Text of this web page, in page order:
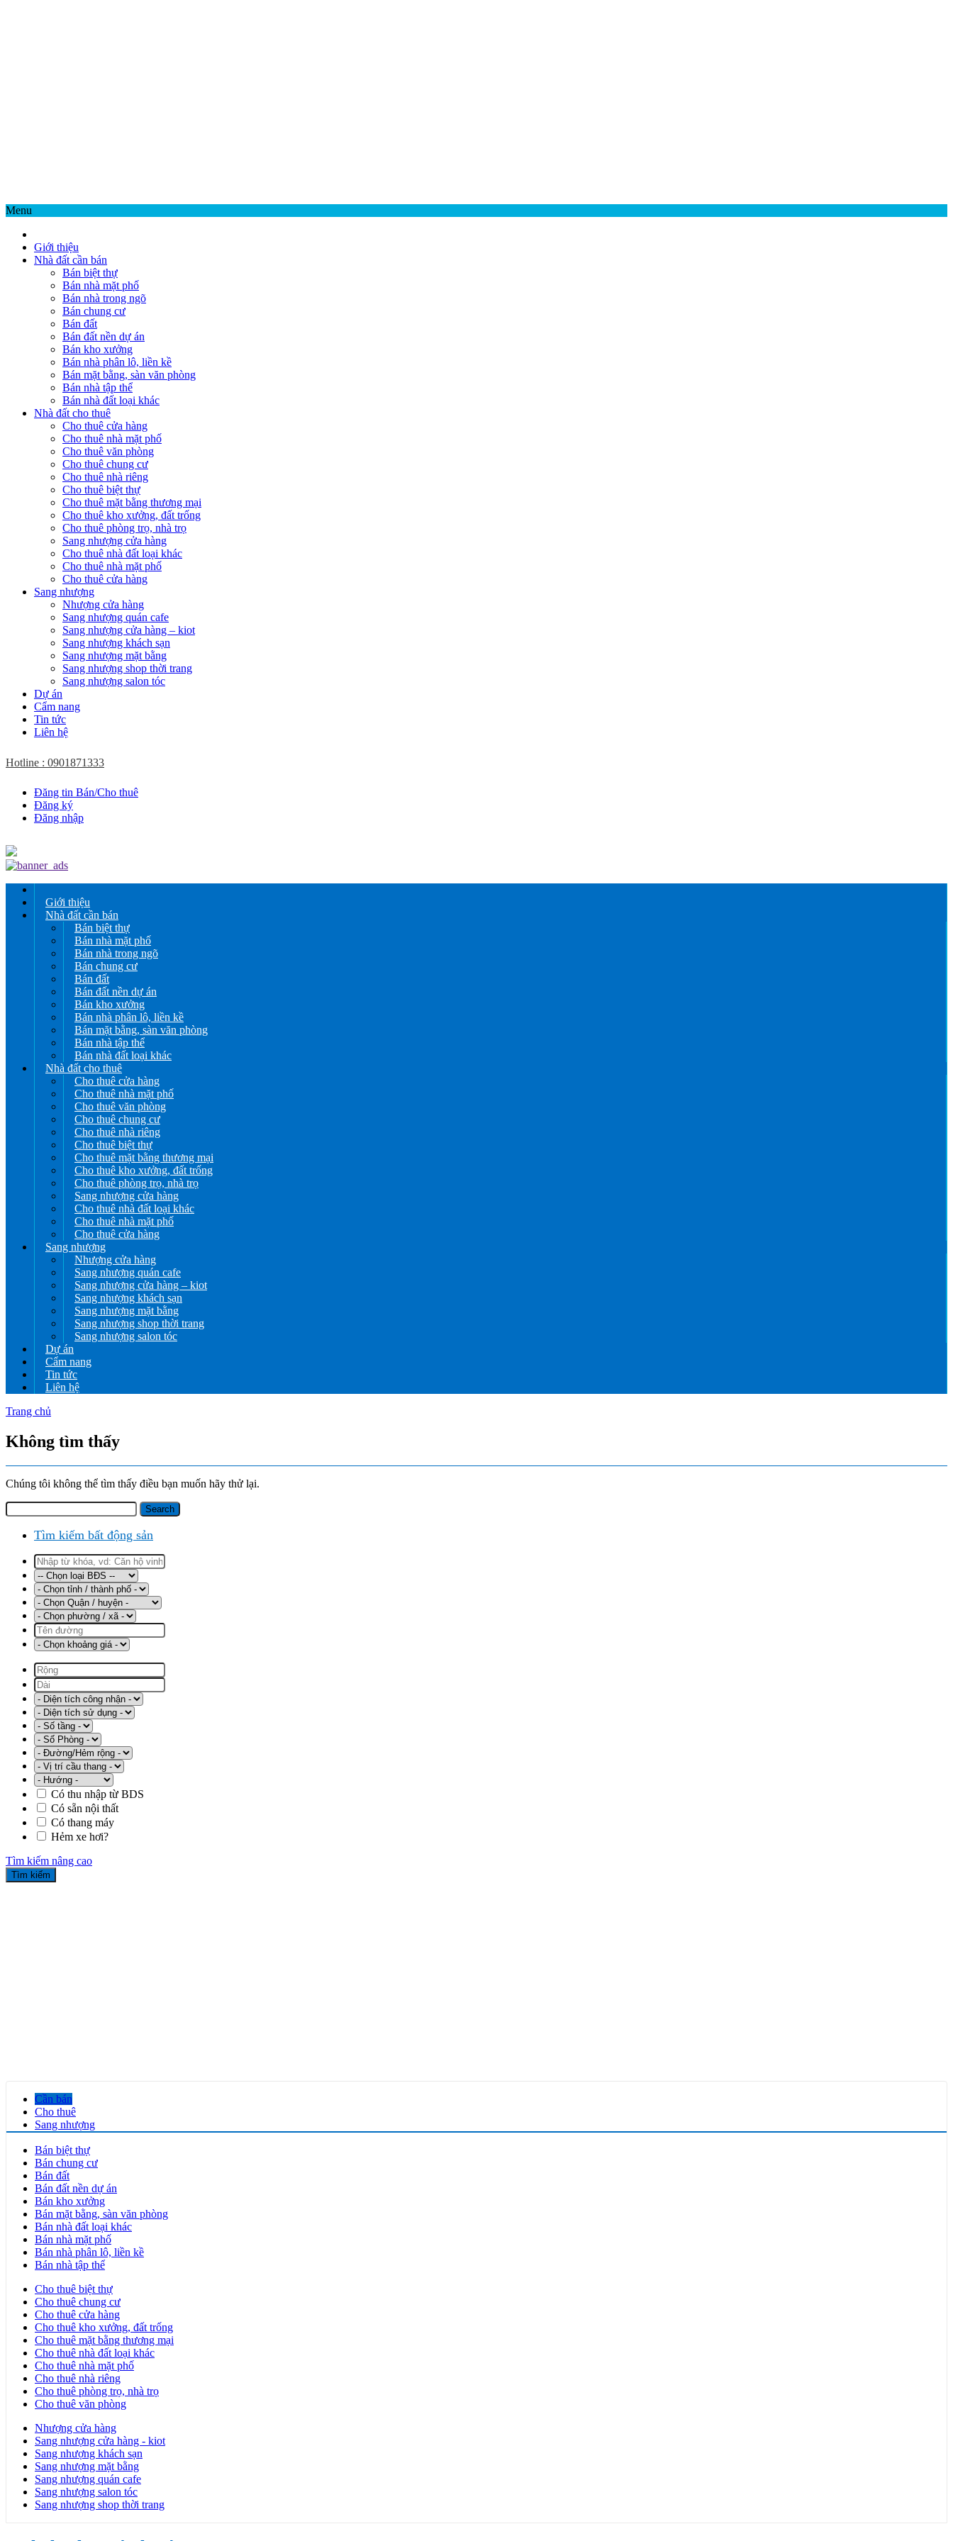
Menu
Giới thiệu
Nhà đất cần bán
Bán biệt thự
Bán nhà mặt phố
Bán nhà trong ngõ
Bán chung cư
Bán đất
Bán đất nền dự án
Bán kho xưởng
Bán nhà phân lô, liền kề
Bán mặt bằng, sàn văn phòng
Bán nhà tập thể
Bán nhà đất loại khác
Nhà đất cho thuê
Cho thuê cửa hàng
Cho thuê nhà mặt phố
Cho thuê văn phòng
Cho thuê chung cư
Cho thuê nhà riêng
Cho thuê biệt thự
Cho thuê mặt bằng thương mại
Cho thuê kho xưởng, đất trống
Cho thuê phòng trọ, nhà trọ
Sang nhượng cửa hàng
Cho thuê nhà đất loại khác
Cho thuê nhà mặt phố
Cho thuê cửa hàng
Sang nhượng
Nhượng cửa hàng
Sang nhượng quán cafe
Sang nhượng cửa hàng – kiot
Sang nhượng khách sạn
Sang nhượng mặt bằng
Sang nhượng shop thời trang
Sang nhượng salon tóc
Dự án
Cẩm nang
Tin tức
Liên hệ
Hotline : 0901871333
Đăng tin Bán/Cho thuê
Đăng ký
Đăng nhập
Giới thiệu
Nhà đất cần bán
Bán biệt thự
Bán nhà mặt phố
Bán nhà trong ngõ
Bán chung cư
Bán đất
Bán đất nền dự án
Bán kho xưởng
Bán nhà phân lô, liền kề
Bán mặt bằng, sàn văn phòng
Bán nhà tập thể
Bán nhà đất loại khác
Nhà đất cho thuê
Cho thuê cửa hàng
Cho thuê nhà mặt phố
Cho thuê văn phòng
Cho thuê chung cư
Cho thuê nhà riêng
Cho thuê biệt thự
Cho thuê mặt bằng thương mại
Cho thuê kho xưởng, đất trống
Cho thuê phòng trọ, nhà trọ
Sang nhượng cửa hàng
Cho thuê nhà đất loại khác
Cho thuê nhà mặt phố
Cho thuê cửa hàng
Sang nhượng
Nhượng cửa hàng
Sang nhượng quán cafe
Sang nhượng cửa hàng – kiot
Sang nhượng khách sạn
Sang nhượng mặt bằng
Sang nhượng shop thời trang
Sang nhượng salon tóc
Dự án
Cẩm nang
Tin tức
Liên hệ
Trang chủ
Không tìm thấy
Chúng tôi không thể tìm thấy điều bạn muốn hãy thử lại.
Tìm kiếm bất động sản
Có thu nhập từ BDS
Có sẵn nội thất
Có thang máy
Hẻm xe hơi?
Tìm kiếm nâng cao
Tìm kiếm
Cần bán
Cho thuê
Sang nhượng
Bán biệt thự
Bán chung cư
Bán đất
Bán đất nền dự án
Bán kho xưởng
Bán mặt bằng, sàn văn phòng
Bán nhà đất loại khác
Bán nhà mặt phố
Bán nhà phân lô, liền kề
Bán nhà tập thể
Cho thuê biệt thự
Cho thuê chung cư
Cho thuê cửa hàng
Cho thuê kho xưởng, đất trống
Cho thuê mặt bằng thương mại
Cho thuê nhà đất loại khác
Cho thuê nhà mặt phố
Cho thuê nhà riêng
Cho thuê phòng trọ, nhà trọ
Cho thuê văn phòng
Nhượng cửa hàng
Sang nhượng cửa hàng - kiot
Sang nhượng khách sạn
Sang nhượng mặt bằng
Sang nhượng quán cafe
Sang nhượng salon tóc
Sang nhượng shop thời trang